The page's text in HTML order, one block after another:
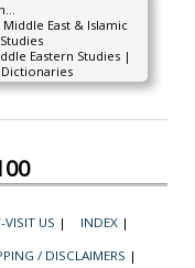
East & Islamic
Eastern Studies |
Dictionaries
US | INDEX |
/ DISCLAIMERS |